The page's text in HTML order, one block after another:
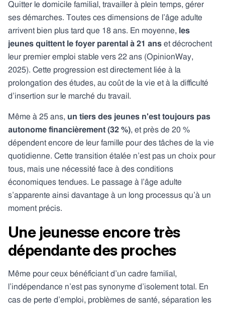
Quitter le domicile familial, travailler à plein temps, gérer
ses démarches. Toutes ces dimensions de l’âge adulte
arrivent bien plus tard que 18 ans. En moyenne, les
jeunes quittent le foyer parental à 21 ans et décrochent
leur premier emploi stable vers 22 ans (OpinionWay,
2025). Cette progression est directement liée à la
prolongation des études, au coût de la vie et à la difficulté
d’insertion sur le marché du travail.
Même à 25 ans, un tiers des jeunes n'est toujours pas
autonome financièrement (32 %), et près de 20 %
dépendent encore de leur famille pour des tâches de la vie
quotidienne. Cette transition étalée n’est pas un choix pour
tous, mais une nécessité face à des conditions
économiques tendues. Le passage à l’âge adulte
s’apparente ainsi davantage à un long processus qu’à un
moment précis.
Une jeunesse encore très
dépendante des proches
Même pour ceux bénéficiant d’un cadre familial,
l’indépendance n’est pas synonyme d’isolement total. En
cas de perte d’emploi, problèmes de santé, séparation les